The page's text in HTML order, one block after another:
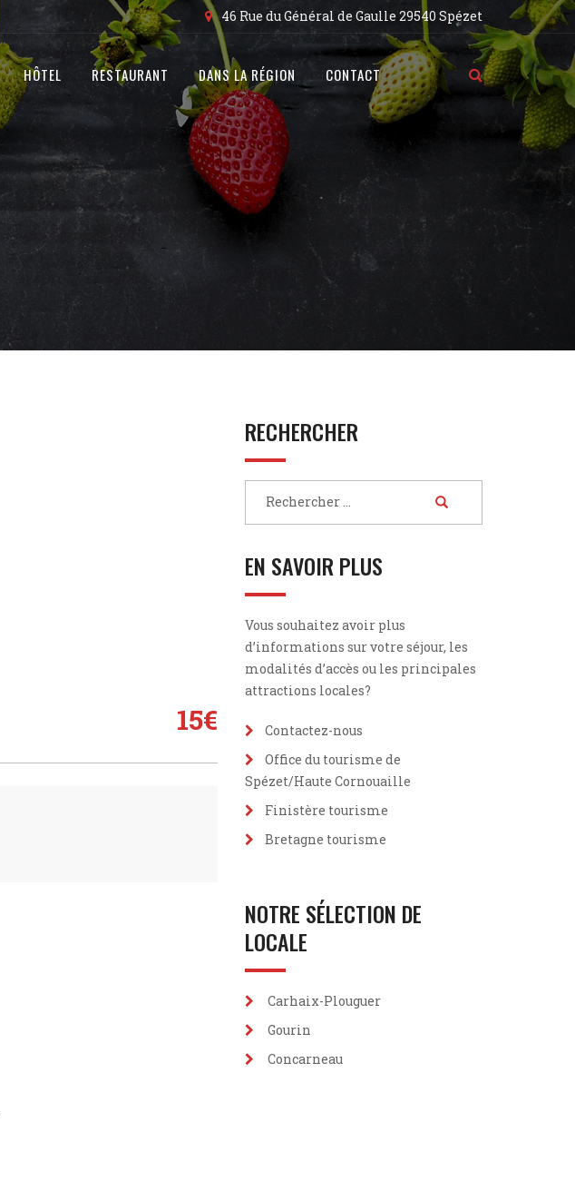
46 Rue du Général de Gaulle 29540 Spézet
HÔTEL RESTAURANT DANS LA RÉGION CONTACT
15€
RECHERCHER
EN SAVOIR PLUS
Vous souhaitez avoir plus
d’informations sur votre séjour, les
modalités d’accès ou les principales
attractions locales?
Contactez-nous
Office du tourisme de
Spézet/Haute Cornouaille
Finistère tourisme
Bretagne tourisme
NOTRE SÉLECTION DE
LOCALE
Carhaix-Plouguer
Gourin
Concarneau